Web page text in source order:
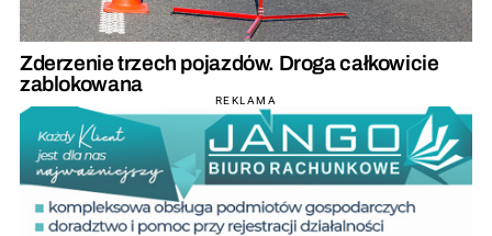
Zderzenie trzech pojazdów. Droga całkowicie
zablokowana
REKLAMA